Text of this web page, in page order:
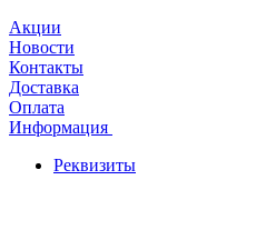
Акции
Новости
Контакты
Доставка
Оплата
Информация
Реквизиты